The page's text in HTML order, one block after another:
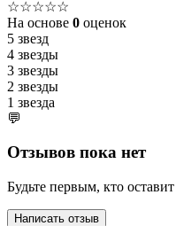
☆☆☆☆☆
На основе 0 оценок
5 звезд
4 звезды
3 звезды
2 звезды
1 звезда
💬
Отзывов пока нет
Будьте первым, кто
Написать отзыв